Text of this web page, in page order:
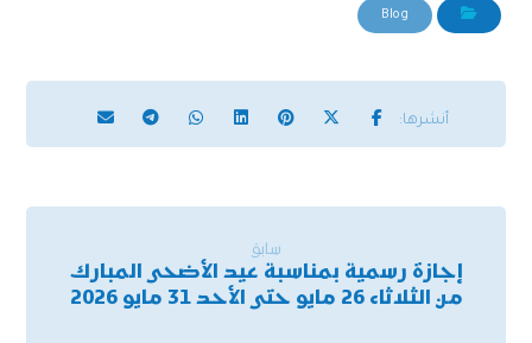
Blog
سابق
إجازة رسمية بمناسبة عيد الأضحى المبارك
من الثلاثاء 26 مايو حتى الأحد 31 مايو 2026